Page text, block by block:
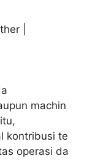
|
machin
kontribusi te
operasi da